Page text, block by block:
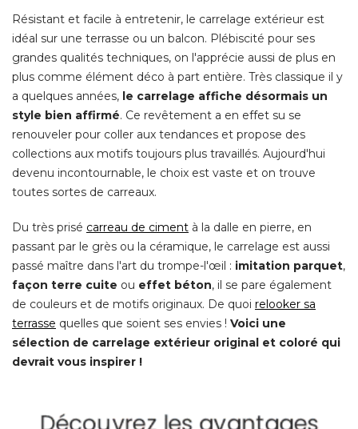
Résistant et facile à entretenir, le carrelage extérieur est
idéal sur une terrasse ou un balcon. Plébiscité pour ses
grandes qualités techniques, on l'apprécie aussi de plus en
plus comme élément déco à part entière. Très classique il y
a quelques années, le carrelage affiche désormais un
style bien affirmé. Ce revêtement a en effet su se
renouveler pour coller aux tendances et propose des
collections aux motifs toujours plus travaillés. Aujourd'hui
devenu incontournable, le choix est vaste et on trouve
toutes sortes de carreaux.
Du très prisé carreau de ciment à la dalle en pierre, en
passant par le grès ou la céramique, le carrelage est aussi
passé maître dans l'art du trompe-l'œil : imitation parquet,
façon terre cuite ou effet béton, il se pare également
de couleurs et de motifs originaux. De quoi relooker sa
terrasse quelles que soient ses envies ! Voici une
sélection de carrelage extérieur original et coloré qui
devrait vous inspirer !